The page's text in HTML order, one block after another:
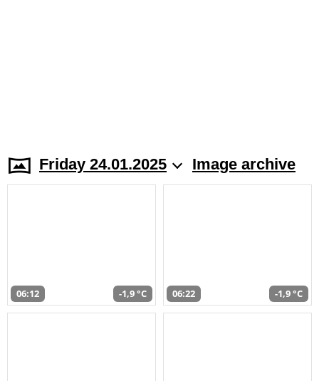
Friday 24.01.2025 Image archive
06:12 -1,9 °C 06:22 -1,9 °C